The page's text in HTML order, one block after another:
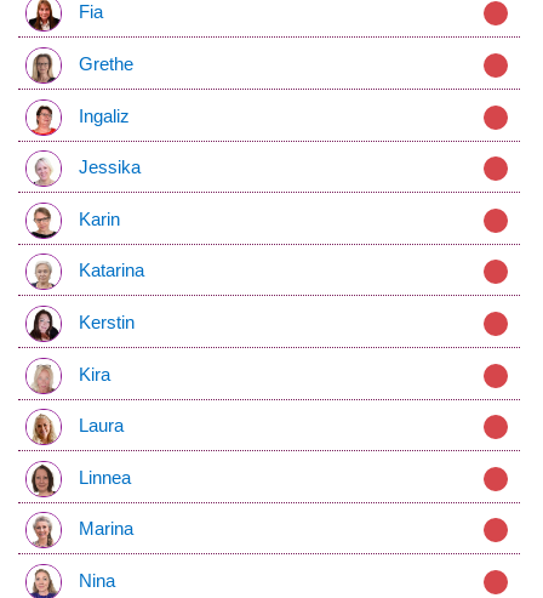
Fia
Grethe
Ingaliz
Jessika
Karin
Katarina
Kerstin
Kira
Laura
Linnea
Marina
Nina